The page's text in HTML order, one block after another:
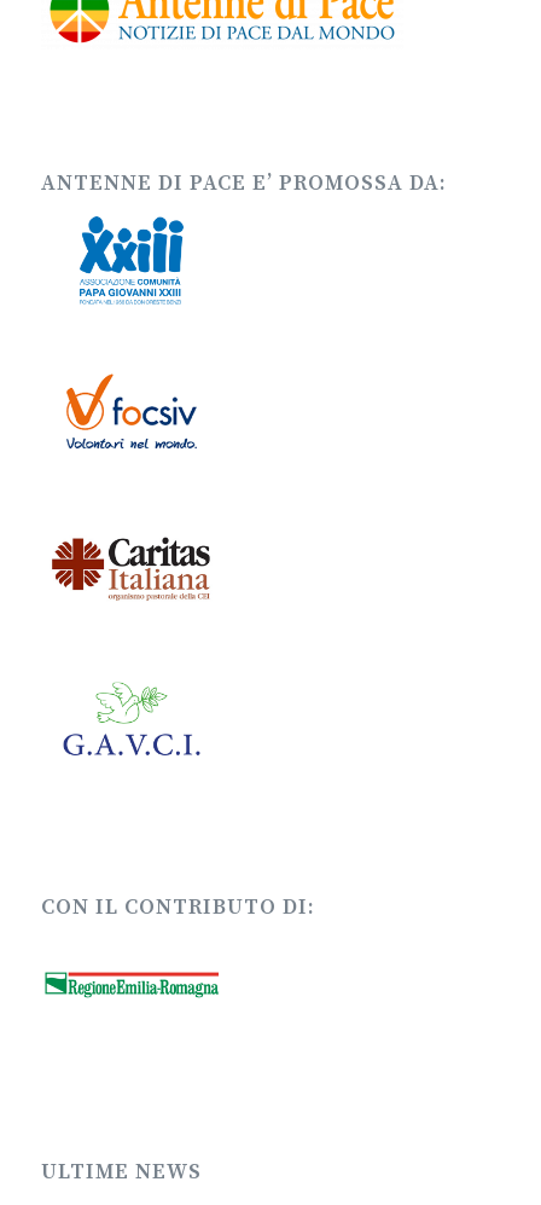
ANTENNE DI PACE E’ PROMOSSA DA:
CON IL CONTRIBUTO DI:
ULTIME NEWS